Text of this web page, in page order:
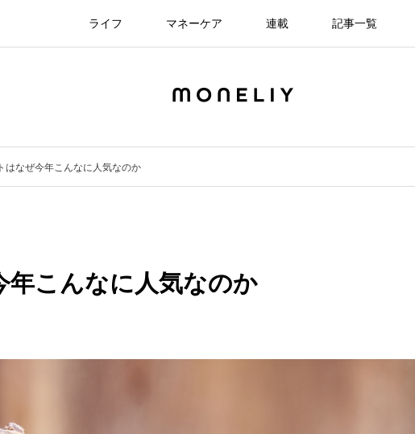
ライフ マネーケア 連載 記事一覧
はなぜ今年こんなに人気なのか
こんなに人気なのか